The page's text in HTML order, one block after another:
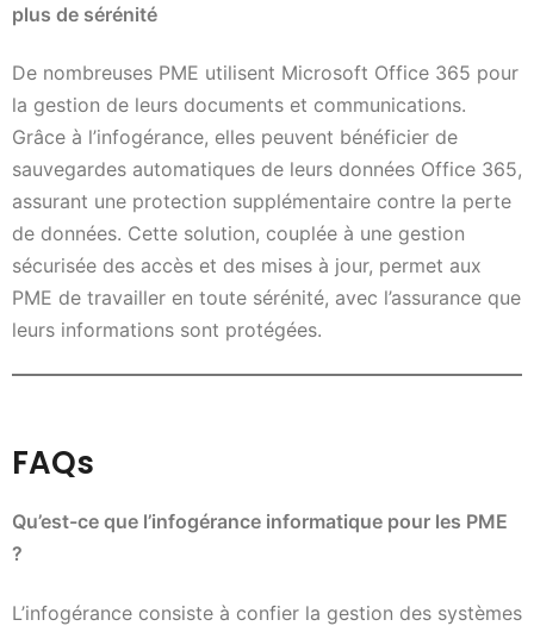
plus de sérénité
De nombreuses PME utilisent Microsoft Office 365 pour
la gestion de leurs documents et communications.
Grâce à l’infogérance, elles peuvent bénéficier de
sauvegardes automatiques de leurs données Office 365,
assurant une protection supplémentaire contre la perte
de données. Cette solution, couplée à une gestion
sécurisée des accès et des mises à jour, permet aux
PME de travailler en toute sérénité, avec l’assurance que
leurs informations sont protégées.
FAQs
Qu’est-ce que l’infogérance informatique pour les PME
?
L’infogérance consiste à confier la gestion des systèmes